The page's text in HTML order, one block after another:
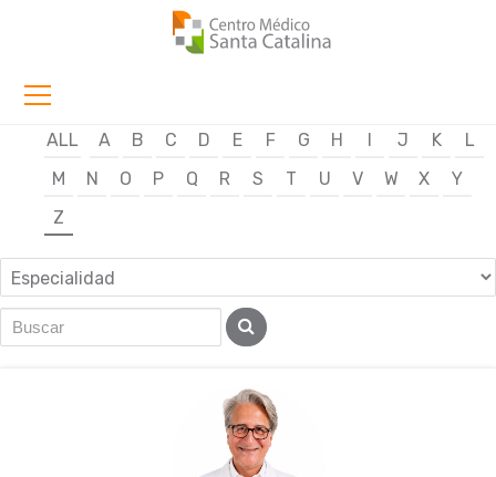
ALL A B C D E F G H I J K
L
M
N O P Q R S T U V W X
Y
Z